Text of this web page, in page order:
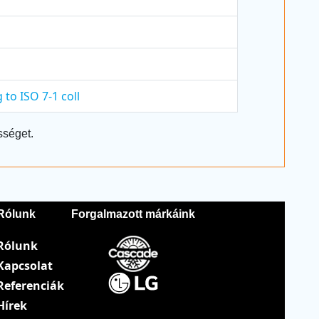
to ISO 7-1 coll
Forgalmazott márkáink